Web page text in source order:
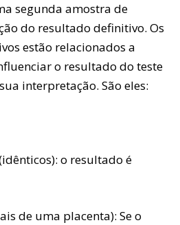
segunda amostra de
do resultado definitivo. Os
estão relacionados a
o resultado do teste
interpretação. São eles:
o resultado é
de uma placenta): Se o